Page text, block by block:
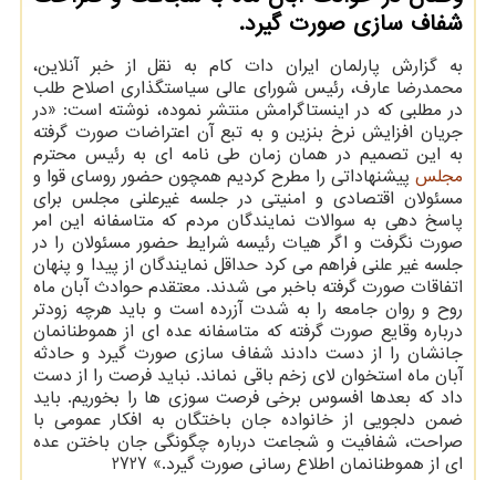
شفاف سازی صورت گیرد.
به گزارش پارلمان ایران دات كام به نقل از خبر آنلاین،
محمدرضا عارف، رئیس شورای عالی سیاستگذاری اصلاح طلب
در مطلبی كه در اینستاگرامش منتشر نموده، نوشته است: «در
جریان افزایش نرخ بنزین و به تبع آن اعتراضات صورت گرفته
به این تصمیم در همان زمان طی نامه ای به رئیس محترم
مجلس پیشنهاداتی را مطرح كردیم همچون حضور روسای قوا و
مسئولان اقتصادی و امنیتی در جلسه غیرعلنی مجلس برای
پاسخ دهی به سوالات نمایندگان مردم كه متاسفانه این امر
صورت نگرفت و اگر هیات رئیسه شرایط حضور مسئولان را در
جلسه غیر علنی فراهم می كرد حداقل نمایندگان از پیدا و پنهان
اتفاقات صورت گرفته باخبر می شدند. معتقدم حوادث آبان ماه
روح و روان جامعه را به شدت آزرده است و باید هرچه زودتر
درباره وقایع صورت گرفته كه متاسفانه عده ای از هموطنانمان
جانشان را از دست دادند شفاف سازی صورت گیرد و حادثه
آبان ماه استخوان لای زخم باقی نماند. نباید فرصت را از دست
داد كه بعدها افسوس برخی فرصت سوزی ها را بخوریم. باید
ضمن دلجویی از خانواده جان باختگان به افكار عمومی با
صراحت، شفافیت و شجاعت درباره چگونگی جان باختن عده
ای از هموطنانمان اطلاع رسانی صورت گیرد.» 2727